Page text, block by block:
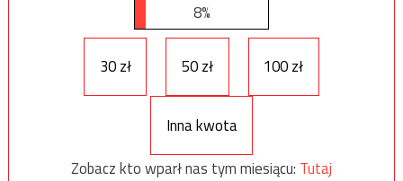
8%
30 zł 50 zł 100 zł
Inna kwota
Zobacz kto wparł nas tym miesiącu: Tutaj